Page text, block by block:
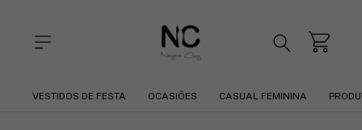
VESTIDOS DE FESTA OCASIÕES CASUAL FEMININA